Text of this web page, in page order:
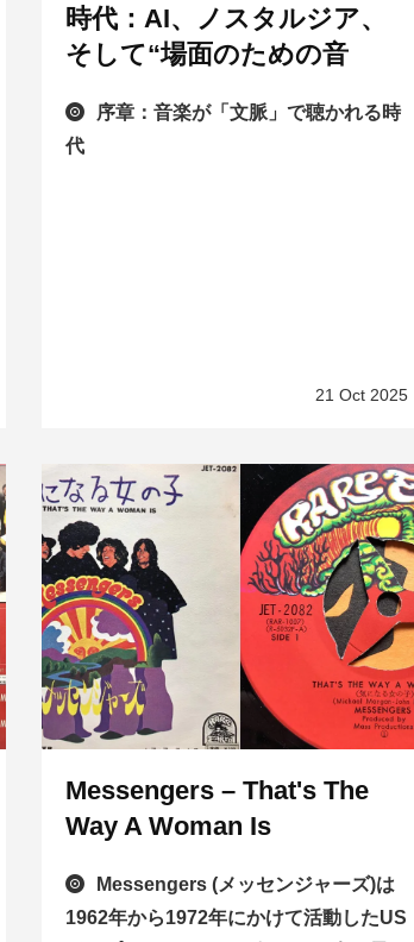
時代：AI、ノスタルジア、
そして“場面のための音
序章：音楽が「文脈」で聴かれる時
代
21 Oct 2025
Messengers – That's The
Way A Woman Is
Messengers (メッセンジャーズ)は
1962年から1972年にかけて活動したUS